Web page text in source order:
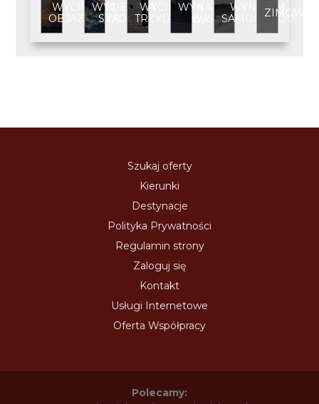
WYCIECZKA
OBJAZDOWA
WYCIECZKA
SZKOLNA
WYCIECZKA
TRZYDNIOWA
WYNAJEM
BUSA
WYNAJEM
SAMOCHODU
Szukaj oferty
Kierunki
Destynacje
Polityka Prywatności
Regulamin strony
Zaloguj się
Kontakt
Usługi Internetowe
Oferta Współpracy
Polecamy: